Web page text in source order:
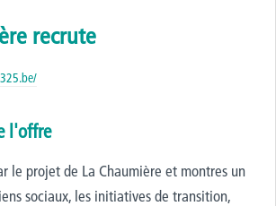
recrute
l'offre
le projet de La Chaumière et montres un
sociaux, les initiatives de transition,